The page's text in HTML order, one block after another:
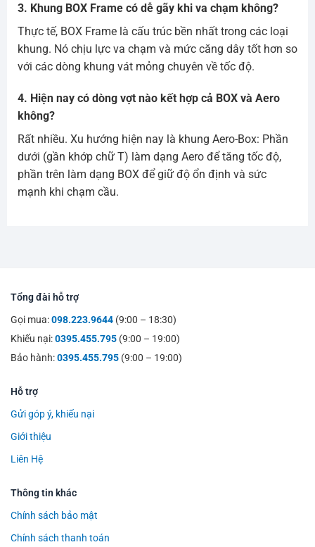
3. Khung BOX Frame có dễ gãy khi va chạm không?
Thực tế, BOX Frame là cấu trúc bền nhất trong các loại
khung. Nó chịu lực va chạm và mức căng dây tốt hơn so
với các dòng khung vát mỏng chuyên về tốc độ.
4. Hiện nay có dòng vợt nào kết hợp cả BOX và Aero
không?
Rất nhiều. Xu hướng hiện nay là khung Aero-Box: Phần
dưới (gần khớp chữ T) làm dạng Aero để tăng tốc độ,
phần trên làm dạng BOX để giữ độ ổn định và sức
mạnh khi chạm cầu.
Tổng đài hỗ trợ
Gọi mua:098.223.9644 (9:00 – 18:30)
Khiếu nại:0395.455.795 (9:00 – 19:00)
Bảo hành:0395.455.795 (9:00 – 19:00)
Hỗ trợ
Gửi góp ý, khiếu nại
Giới thiệu
Liên Hệ
Thông tin khác
Chính sách bảo mật
Chính sách thanh toán